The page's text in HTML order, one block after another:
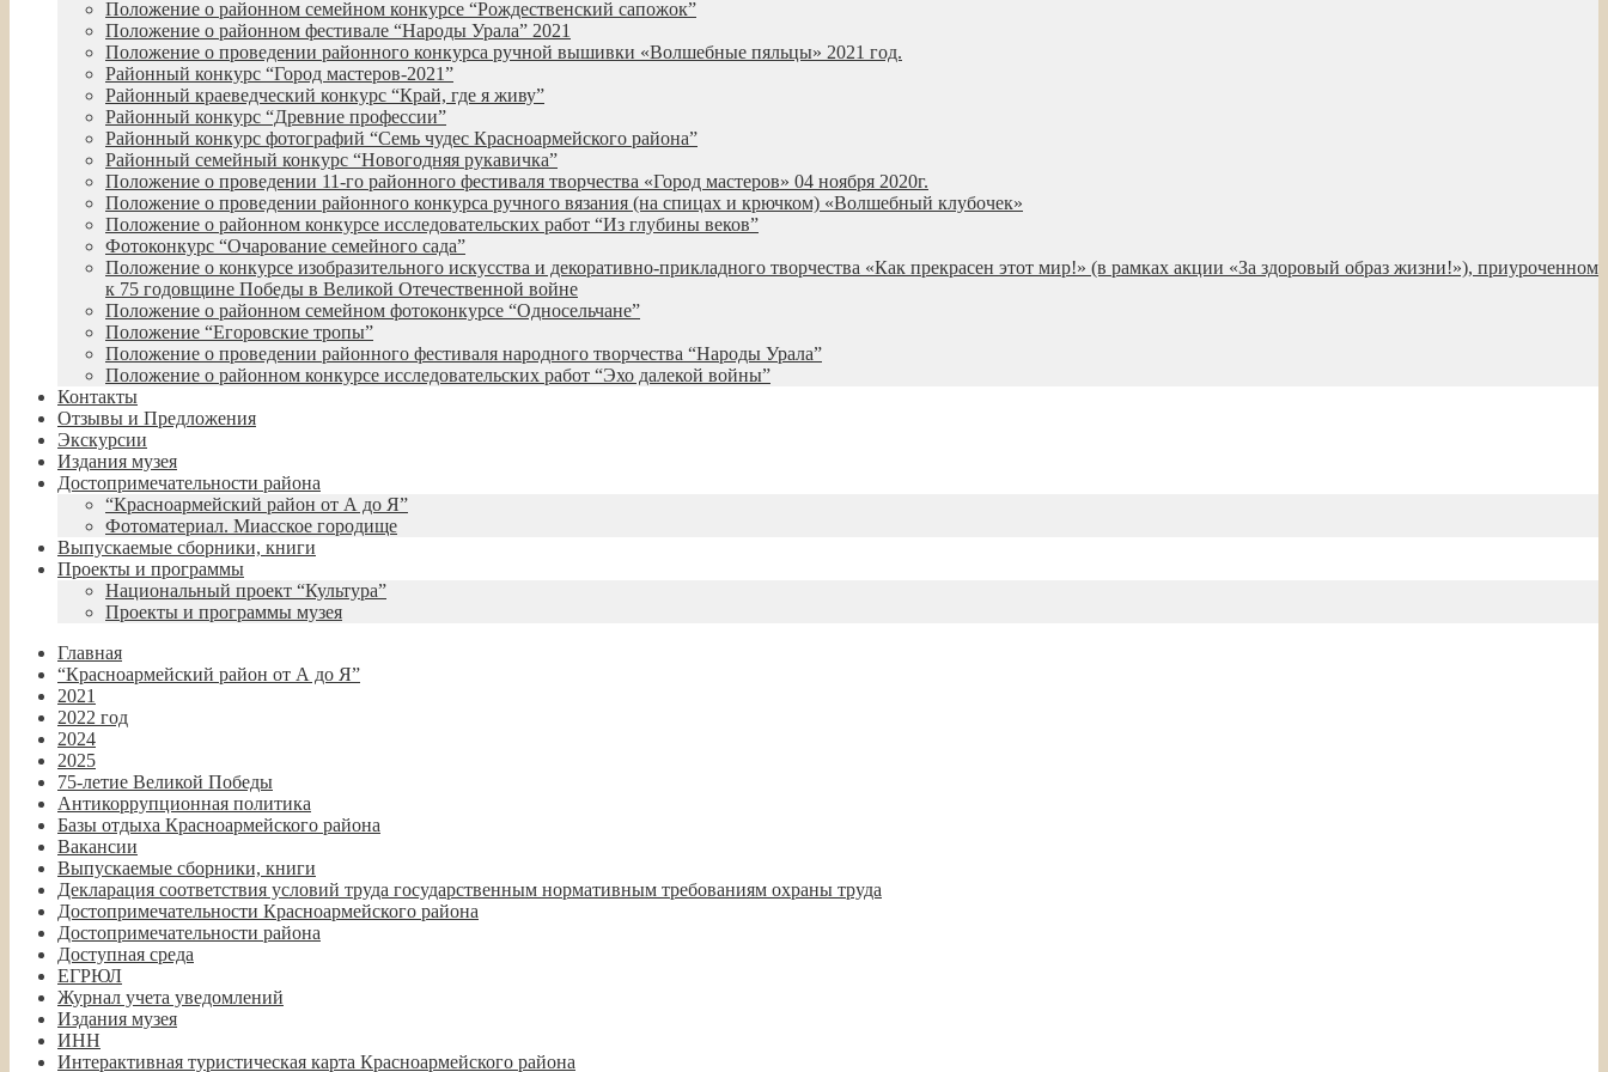
Положение о районном семейном конкурсе “Рождественский сапожок”
Положение о районном фестивале “Народы Урала” 2021
Положение о проведении районного конкурса ручной вышивки «Волшебные пяльцы» 2021 год.
Районный конкурс “Город мастеров-2021”
Районный краеведческий конкурс “Край, где я живу”
Районный конкурс “Древние профессии”
Районный конкурс фотографий “Семь чудес Красноармейского района”
Районный семейный конкурс “Новогодняя рукавичка”
Положение о проведении 11-го районного фестиваля творчества «Город мастеров» 04 ноября 2020г.
Положение о проведении районного конкурса ручного вязания (на спицах и крючком) «Волшебный клубочек»
Положение о районном конкурсе исследовательских работ “Из глубины веков”
Фотоконкурс “Очарование семейного сада”
Положение о конкурсе изобразительного искусства и декоративно-прикладного творчества «Как прекрасен этот мир!» (в рамках акции «За здоровый образ жизни!»), приуроченном
к 75 годовщине Победы в Великой Отечественной войне
Положение о районном семейном фотоконкурсе “Односельчане”
Положение “Егоровские тропы”
Положение о проведении районного фестиваля народного творчества “Народы Урала”
Положение о районном конкурсе исследовательских работ “Эхо далекой войны”
Контакты
Отзывы и Предложения
Экскурсии
Издания музея
Достопримечательности района
“Красноармейский район от А до Я”
Фотоматериал. Миасское городище
Выпускаемые сборники, книги
Проекты и программы
Национальный проект “Культура”
Проекты и программы музея
Главная
“Красноармейский район от А до Я”
2021
2022 год
2024
2025
75-летие Великой Победы
Антикоррупционная политика
Базы отдыха Красноармейского района
Вакансии
Выпускаемые сборники, книги
Декларация соответствия условий труда государственным нормативным требованиям охраны труда
Достопримечательности Красноармейского района
Достопримечательности района
Доступная среда
ЕГРЮЛ
Журнал учета уведомлений
Издания музея
ИНН
Интерактивная туристическая карта Красноармейского района